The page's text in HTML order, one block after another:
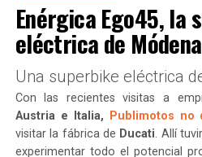
Enérgica Ego45, la
eléctrica de
Una superbike eléctrica
Con las recientes visitas a
Austria e Italia,
Publimotos
visitar la fábrica de Ducati. Allí
experimentar todo el potencial